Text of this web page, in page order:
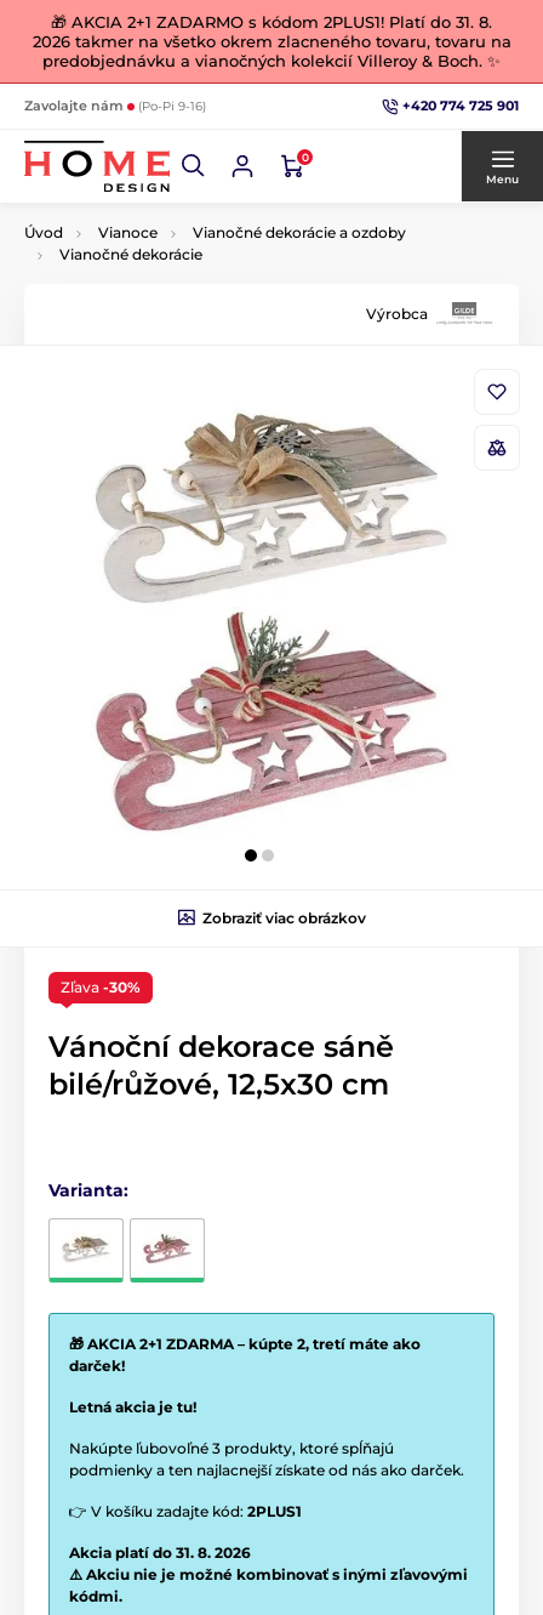
🎁 AKCIA 2+1 ZADARMO s kódom 2PLUS1! Platí do 31. 8.
2026 takmer na všetko okrem zlacneného tovaru, tovaru na
predobjednávku a vianočných kolekcií Villeroy & Boch. ✨
Zavolajte nám (Po-Pi 9-16) +420 774 725 901
0
Menu
Úvod Vianoce
Vianočné dekorácie a ozdoby
Vianočné dekorácie
Výrobca
Zobraziť viac obrázkov
Zľava -30%
Vánoční dekorace sáně
bilé/růžové, 12,5x30 cm
Varianta:
🎁 AKCIA 2+1 ZDARMA – kúpte 2, tretí máte ako
darček!
Letná akcia je tu!
Nakúpte ľubovoľné 3 produkty, ktoré spĺňajú
podmienky a ten najlacnejší získate od nás ako darček.
👉 V košíku zadajte kód: 2PLUS1
Akcia platí do 31. 8. 2026
⚠️ Akciu nie je možné kombinovať s inými zľavovými
kódmi.